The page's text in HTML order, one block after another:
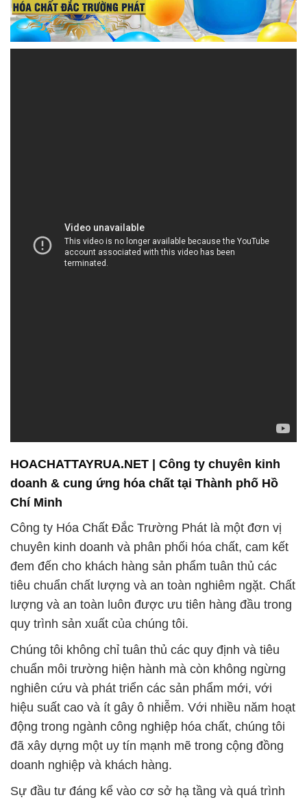
HOACHATTAYRUA.NET | Công ty chuyên kinh
doanh & cung ứng hóa chất tại Thành phố Hồ
Chí Minh
Công ty Hóa Chất Đắc Trường Phát là một đơn vị
chuyên kinh doanh và phân phối hóa chất, cam kết
đem đến cho khách hàng sản phẩm tuân thủ các
tiêu chuẩn chất lượng và an toàn nghiêm ngặt. Chất
lượng và an toàn luôn được ưu tiên hàng đầu trong
quy trình sản xuất của chúng tôi.
Chúng tôi không chỉ tuân thủ các quy định và tiêu
chuẩn môi trường hiện hành mà còn không ngừng
nghiên cứu và phát triển các sản phẩm mới, với
hiệu suất cao và ít gây ô nhiễm. Với nhiều năm hoạt
động trong ngành công nghiệp hóa chất, chúng tôi
đã xây dựng một uy tín mạnh mẽ trong cộng đồng
doanh nghiệp và khách hàng.
Sự đầu tư đáng kể vào cơ sở hạ tầng và quá trình